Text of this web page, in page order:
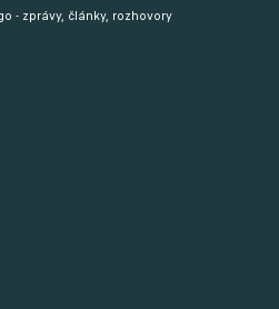
- zprávy, články, rozhovory